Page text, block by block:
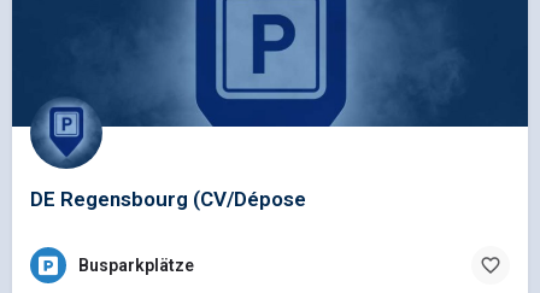
DE Regensbourg (CV/Dépose
Busparkplätze